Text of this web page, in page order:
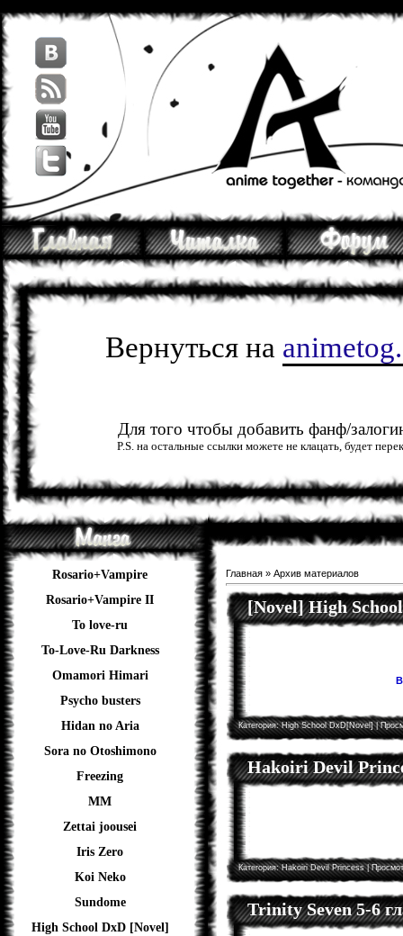
Вернуться на
Для того чтобы добавить фанф/
P.S. на остальные ссылки можете не клацать, будет
Rosario+Vampire
Rosario+Vampire II
To love-ru
To-Love-Ru Darkness
Omamori Himari
Psycho busters
Hidan no Aria
Sora no Otoshimono
Freezing
ММ
Zettai joousei
Iris Zero
Koi Neko
Sundome
High School DxD [Novel]
Главная » Архив материалов
[Novel] High
Категория:High School DxD[Novel]|
Hakoiri Devil
Категория:Hakoiri Devil Princess|
Trinity Seven 5-6